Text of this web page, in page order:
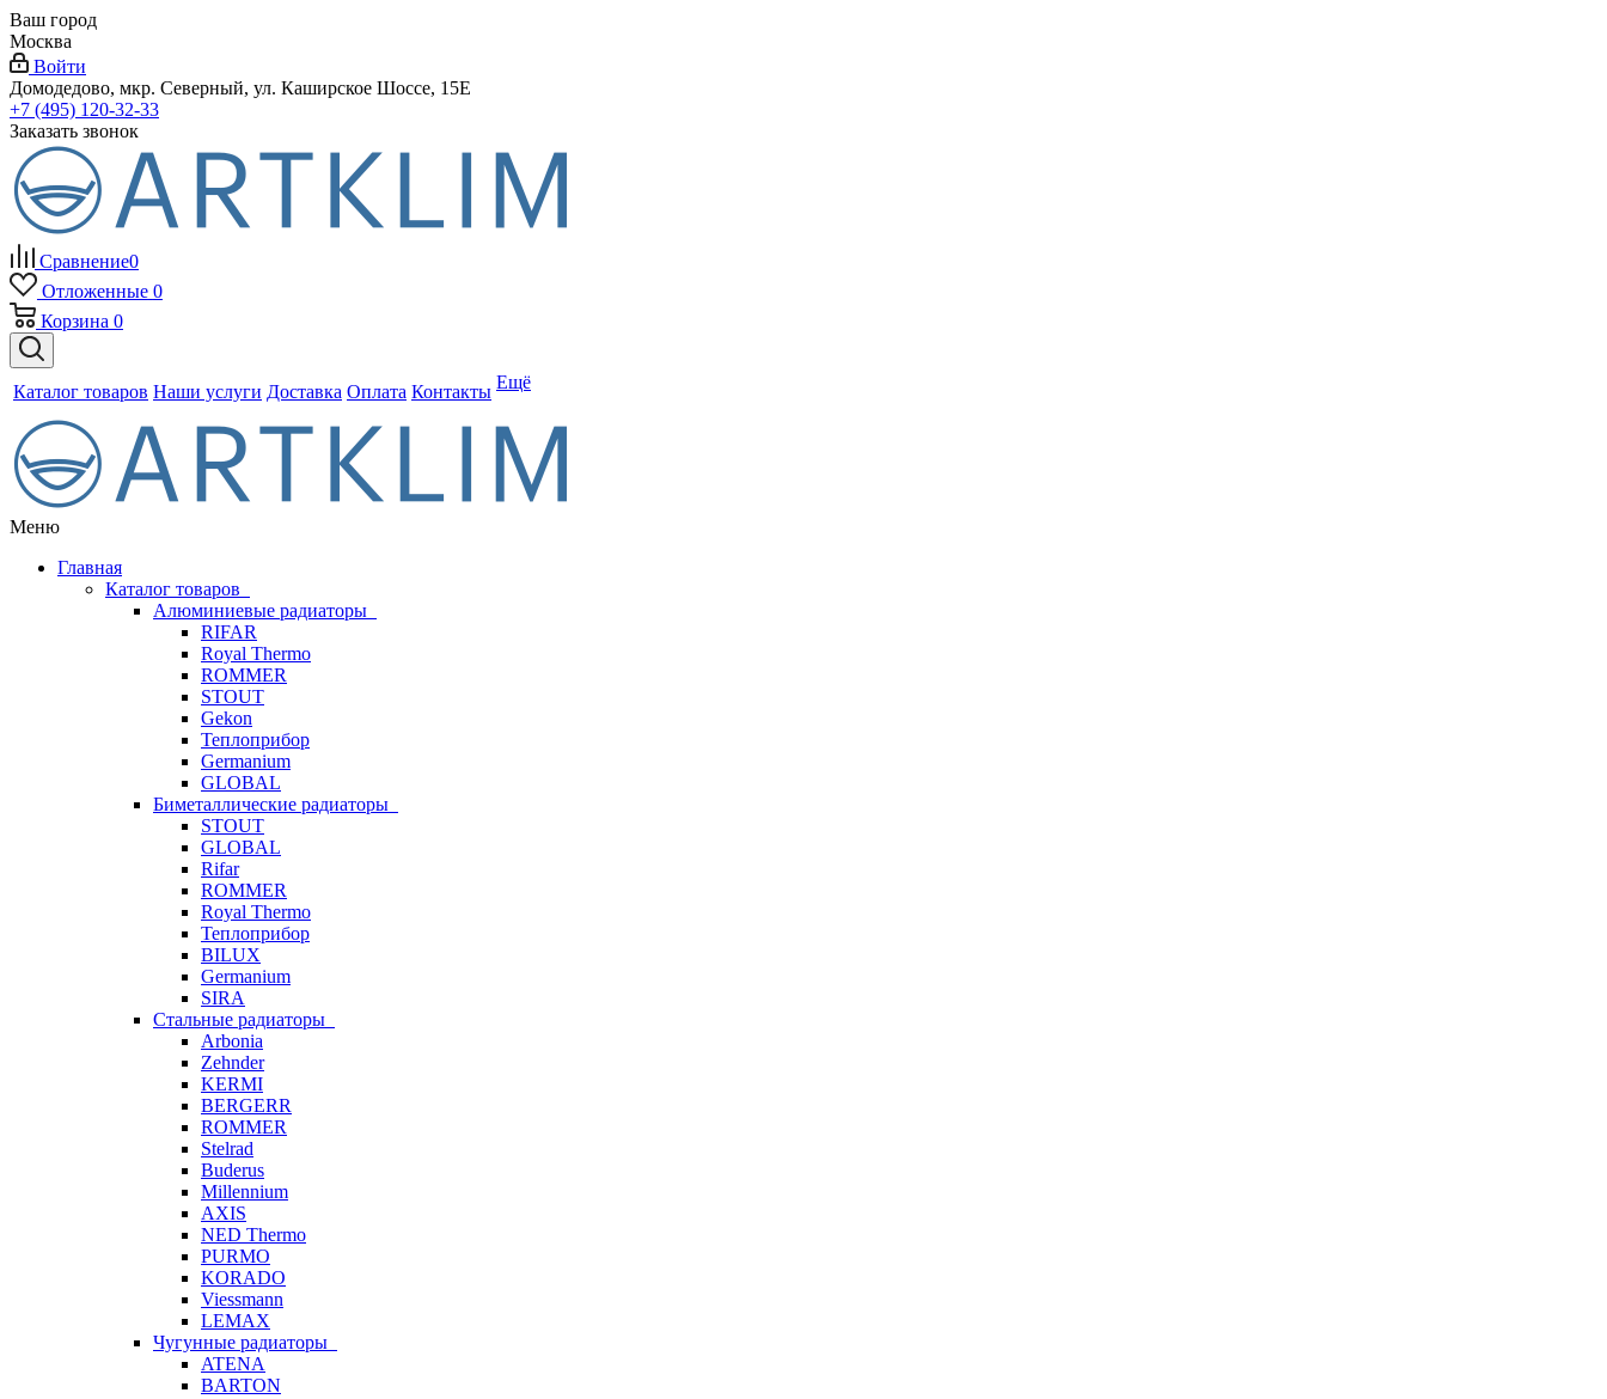
Ваш город
Москва
Войти
Домодедово, мкр. Северный, ул. Каширское Шоссе, 15Е
+7 (495) 120-32-33
Заказать звонок
Сравнение0
Отложенные 0
Корзина 0
Каталог товаров Наши услуги Доставка Оплата Контакты Ещё
Меню
Главная
Каталог товаров
Алюминиевые радиаторы
RIFAR
Royal Thermo
ROMMER
STOUT
Gekon
Теплоприбор
Germanium
GLOBAL
Биметаллические радиаторы
STOUT
GLOBAL
Rifar
ROMMER
Royal Thermo
Теплоприбор
BILUX
Germanium
SIRA
Стальные радиаторы
Arbonia
Zehnder
KERMI
BERGERR
ROMMER
Stelrad
Buderus
Millennium
AXIS
NED Thermo
PURMO
KORADO
Viessmann
LEMAX
Чугунные радиаторы
ATENA
BARTON